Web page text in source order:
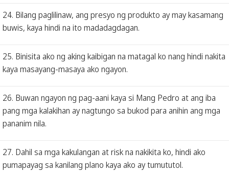
24. Bilang paglilinaw, ang presyo ng produkto ay may kasamang
buwis, kaya hindi na ito madadagdagan.
25. Binisita ako ng aking kaibigan na matagal ko nang hindi nakita
kaya masayang-masaya ako ngayon.
26. Buwan ngayon ng pag-aani kaya si Mang Pedro at ang iba
pang mga kalakihan ay nagtungo sa bukod para anihin ang mga
pananim nila.
27. Dahil sa mga kakulangan at risk na nakikita ko, hindi ako
pumapayag sa kanilang plano kaya ako ay tumututol.